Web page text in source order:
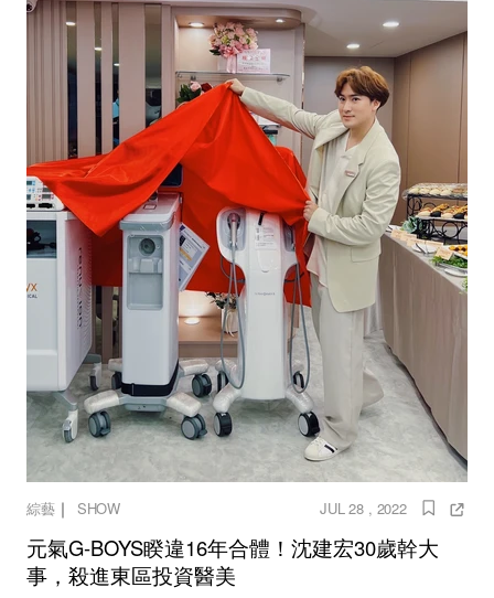
綜藝｜ SHOW JUL 28 , 2022
元氣G-BOYS睽違16年合體！沈建宏30歲幹大
事，殺進東區投資醫美